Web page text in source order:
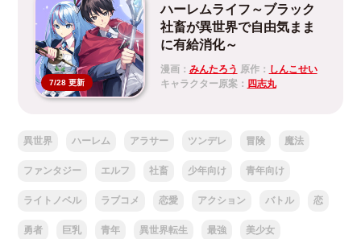
7/28 更新
ハーレムライフ～ブラック
社畜が異世界で自由気まま
に有給消化～
漫画： みんたろう 原作： しんこせい
キャラクター原案： 四志丸
異世界 ハーレム アラサー ツンデレ 冒険 魔法
ファンタジー エルフ 社畜 少年向け 青年向け
ライトノベル ラブコメ 恋愛 アクション バトル 恋
勇者 巨乳 青年 異世界転生 最強 美少女